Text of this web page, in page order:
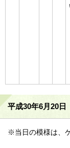
平成30年6月20
※当日の模様は、